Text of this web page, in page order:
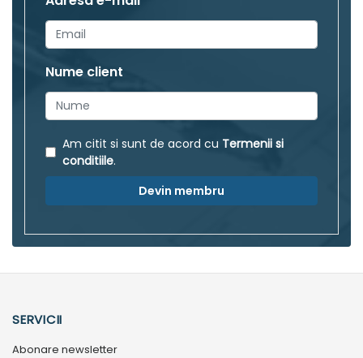
Nume client
Am citit si sunt de acord cu Termenii si
conditiile.
Devin membru
SERVICII
Abonare newsletter